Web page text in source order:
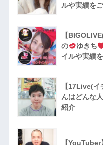
ルや実績を
【
の
ゆきち
イルや実績
【17Live(
んはどんな
紹介
【